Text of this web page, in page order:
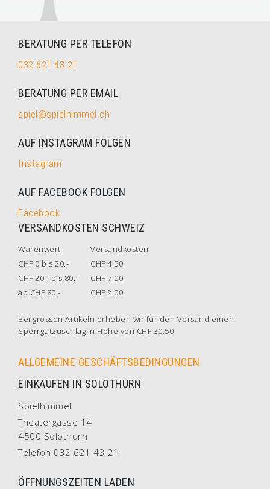
BERATUNG PER TELEFON
032 621 43 21
BERATUNG PER EMAIL
spiel@spielhimmel.ch
AUF INSTAGRAM FOLGEN
Instagram
AUF FACEBOOK FOLGEN
Facebook
VERSANDKOSTEN SCHWEIZ
Warenwert
Versandkosten
CHF 0 bis 20.-
CHF 4.50
CHF 20.- bis 80.-
CHF 7.00
ab CHF 80.-
CHF 2.00
Bei grossen Artikeln erheben wir für den Versand einen
Sperrgutzuschlag in Höhe von CHF 30.50
ALLGEMEINE GESCHÄFTSBEDINGUNGEN
EINKAUFEN IN SOLOTHURN
Spielhimmel
Theatergasse 14
4500 Solothurn
Telefon 032 621 43 21
ÖFFNUNGSZEITEN LADEN